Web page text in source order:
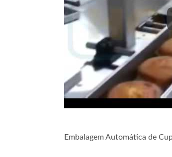
Embalagem Automática de
Linha De Embalagem
Automatizada De Palitos
Quentes